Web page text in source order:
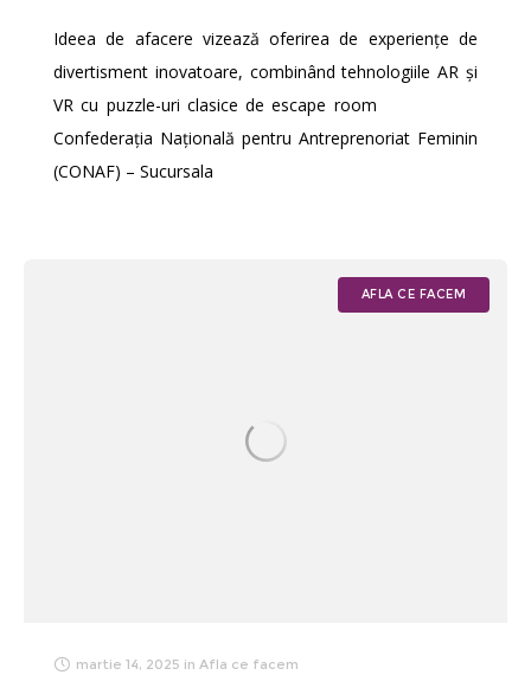
Ideea de afacere vizează oferirea de experiențe de
divertisment inovatoare, combinând tehnologiile AR și
VR cu puzzle-uri clasice de escape room
Confederația Națională pentru Antreprenoriat Feminin
(CONAF) – Sucursala
AFLA CE FACEM
martie 14, 2025 in Afla ce facem